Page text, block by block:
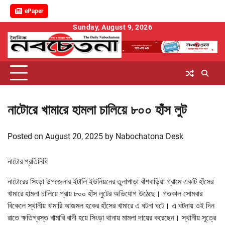
ePaper
content
Sunday, August 9, 2026
নাটোরে খামারে হামলা চালিয়ে ৮০০ হাঁস লুট
Posted on August 20, 2025 by Nabochatona Desk
নাটোর প্রতিনিধি
নাটোরের সিংড়া উপজেলার ইটালি ইউনিয়নের তুলাপাড়া বাঁশবাড়িয়া গ্রামে একটি হাঁসের
খামারে হামলা চালিয়ে প্রায় ৮০০ হাঁস লুটের অভিযোগ উঠেছে। গতকাল সোমবার
বিকেলে স্থানীয় খামারি আজমল হকের হাঁসের খামারে এ ঘটনা ঘটে। এ ঘটনায় ওই দিন
রাতে ক্ষতিগ্রস্ত খামারি বাদী হয়ে সিংড়া থানায় মামলা দায়ের করেছেন। স্থানীয় সূত্রে